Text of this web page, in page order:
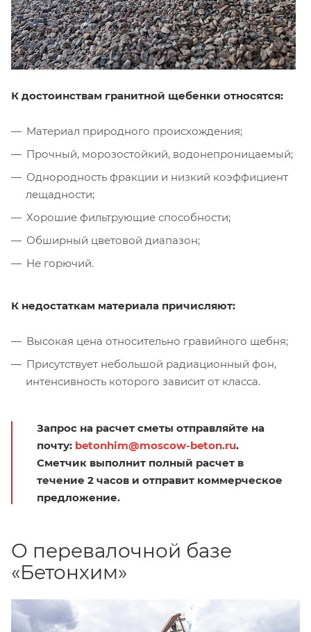
К достоинствам гранитной щебенки относятся:
Материал природного происхождения;
Прочный, морозостойкий, водонепроницаемый;
Однородность фракции и низкий коэффициент
лещадности;
Хорошие фильтрующие способности;
Обширный цветовой диапазон;
Не горючий.
К недостаткам материала причисляют:
Высокая цена относительно гравийного щебня;
Присутствует небольшой радиационный фон,
интенсивность которого зависит от класса.
Запрос на расчет сметы отправляйте на
почту: betonhim@moscow-beton.ru.
Сметчик выполнит полный расчет в
течение 2 часов и отправит коммерческое
предложение.
О перевалочной базе
«Бетонхим»